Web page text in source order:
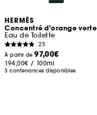
HERMÈS
Concentré d'orange verte
Eau de Toilette
25
À partir de97,00€
194,00€ / 100ml
3 contenances disponibles